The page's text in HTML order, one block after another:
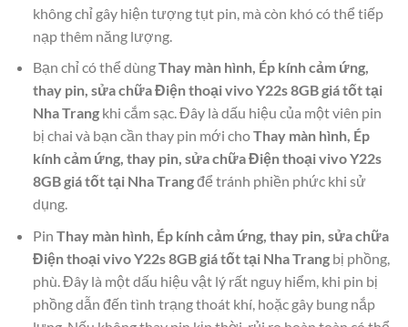
không chỉ gây hiện tượng tụt pin, mà còn khó có thể tiếp
nạp thêm năng lượng.
Bạn chỉ có thể dùngThay màn hình, Ép kính cảm ứng,
thay pin, sửa chữa Điện thoại vivo Y22s 8GB giá tốt tại
Nha Trangkhi cắm sạc. Đây là dấu hiệu của một viên pin
bị chai và bạn cần thay pin mới choThay màn hình, Ép
kính cảm ứng, thay pin, sửa chữa Điện thoại vivo Y22s
8GB giá tốt tại Nha Trangđể tránh phiền phức khi sử
dụng.
Pin Thay màn hình, Ép kính cảm ứng, thay pin, sửa chữa
Điện thoại vivo Y22s 8GB giá tốt tại Nha Trangbị phồng,
phù. Đây là một dấu hiệu vật lý rất nguy hiểm, khi pin bị
phồng dẫn đến tình trạng thoát khí, hoặc gây bung nắp